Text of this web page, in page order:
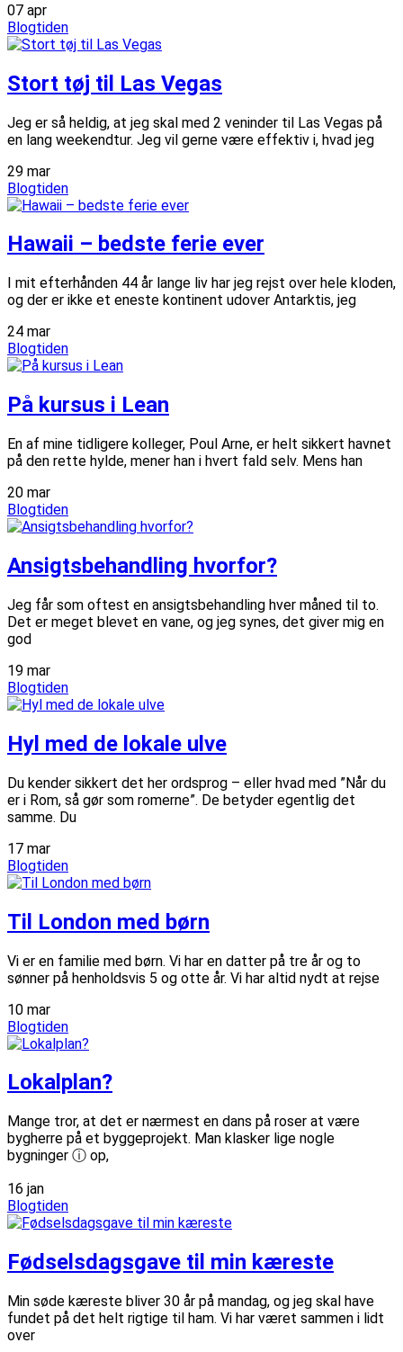
07 apr
Blogtiden
Stort tøj til Las Vegas
Jeg er så heldig, at jeg skal med 2 veninder til Las Vegas på
en lang weekendtur. Jeg vil gerne være effektiv i, hvad jeg
29 mar
Blogtiden
Hawaii – bedste ferie ever
I mit efterhånden 44 år lange liv har jeg rejst over hele kloden,
og der er ikke et eneste kontinent udover Antarktis, jeg
24 mar
Blogtiden
På kursus i Lean
En af mine tidligere kolleger, Poul Arne, er helt sikkert havnet
på den rette hylde, mener han i hvert fald selv. Mens han
20 mar
Blogtiden
Ansigtsbehandling hvorfor?
Jeg får som oftest en ansigtsbehandling hver måned til to.
Det er meget blevet en vane, og jeg synes, det giver mig en
god
19 mar
Blogtiden
Hyl med de lokale ulve
Du kender sikkert det her ordsprog – eller hvad med ”Når du
er i Rom, så gør som romerne”. De betyder egentlig det
samme. Du
17 mar
Blogtiden
Til London med børn
Vi er en familie med børn. Vi har en datter på tre år og to
sønner på henholdsvis 5 og otte år. Vi har altid nydt at rejse
10 mar
Blogtiden
Lokalplan?
Mange tror, at det er nærmest en dans på roser at være
bygherre på et byggeprojekt. Man klasker lige nogle
bygninger ⓘ op,
16 jan
Blogtiden
Fødselsdagsgave til min kæreste
Min søde kæreste bliver 30 år på mandag, og jeg skal have
fundet på det helt rigtige til ham. Vi har været sammen i lidt
over